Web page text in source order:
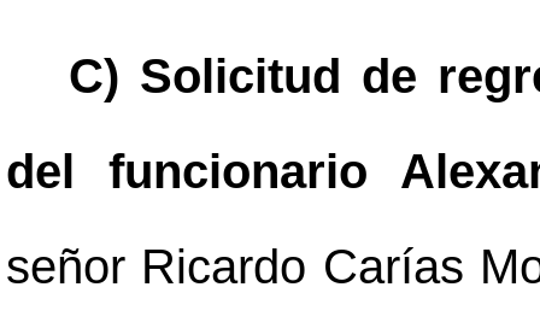
C) Solicitud de
del funcionario
señor Ricardo Carías